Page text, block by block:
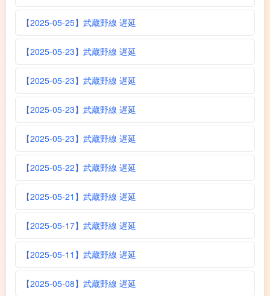
【2025-05-25】武蔵野線 遅延
【2025-05-23】武蔵野線 遅延
【2025-05-23】武蔵野線 遅延
【2025-05-23】武蔵野線 遅延
【2025-05-23】武蔵野線 遅延
【2025-05-22】武蔵野線 遅延
【2025-05-21】武蔵野線 遅延
【2025-05-17】武蔵野線 遅延
【2025-05-11】武蔵野線 遅延
【2025-05-08】武蔵野線 遅延